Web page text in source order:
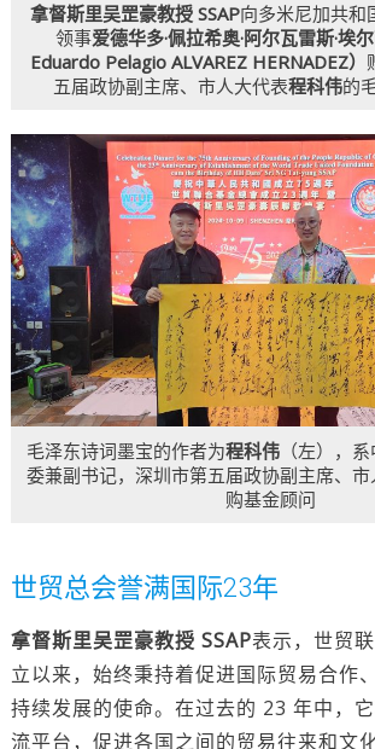
拿督斯里吴罡豪教授 SSAP向多米尼加共和
领事爱德华多·佩拉希奥·阿尔瓦雷斯·埃
Eduardo Pelagio ALVAREZ HERNADEZ）
五届政协副主席、市人大代表程科伟的
毛泽东诗词墨宝的作者为程科伟（左），
委兼副书记，深圳市第五届政协副主席、
购基金顾问
世贸总会誉满国际23年
拿督斯里吴罡豪教授 SSAP表示，世贸
立以来，始终秉持着促进国际贸易合作
持续发展的使命。在过去的 23 年中，
流平台，促进各国之间的贸易往来和文